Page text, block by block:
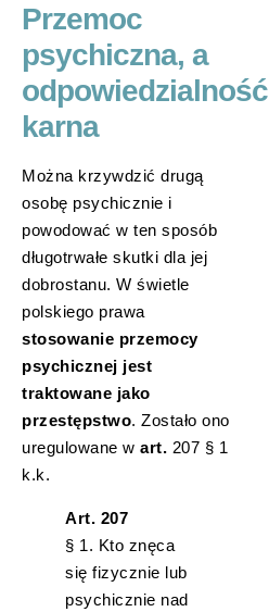
Przemoc
psychiczna, a
odpowiedzialność
karna
Można krzywdzić drugą
osobę psychicznie i
powodować w ten sposób
długotrwałe skutki dla jej
dobrostanu. W świetle
polskiego prawa
stosowanie przemocy
psychicznej jest
traktowane jako
przestępstwo. Zostało ono
uregulowane w art. 207 § 1
k.k.
Art. 207
§ 1. Kto znęca
się fizycznie lub
psychicznie nad